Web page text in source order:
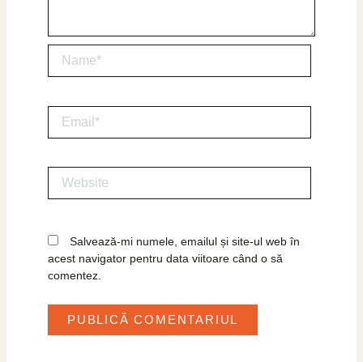
Salvează-mi numele, emailul și site-ul web în
acest navigator pentru data viitoare când o să
comentez.